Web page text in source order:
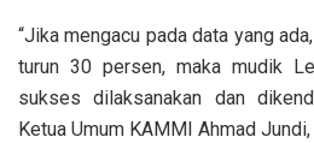
“Jika mengacu pada data yang
turun 30 persen, maka mudik
sukses dilaksanakan dan
Ketua Umum KAMMI Ahmad